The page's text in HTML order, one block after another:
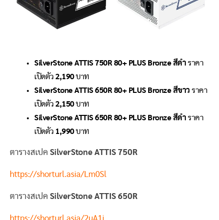
SilverStone ATTIS 750R 80+ PLUS Bronze สีดำราคา
เปิดตัว 2,190บาท
SilverStone ATTIS 650R 80+ PLUS Bronze สีขาว ราคา
เปิดตัว 2,150บาท
SilverStone ATTIS 650R 80+ PLUS Bronze สีดำราคา
เปิดตัว 1,990บาท
ตารางสเปค SilverStone ATTIS 750R
https://shorturl.asia/Lm0Sl
ตารางสเปค SilverStone ATTIS 650R